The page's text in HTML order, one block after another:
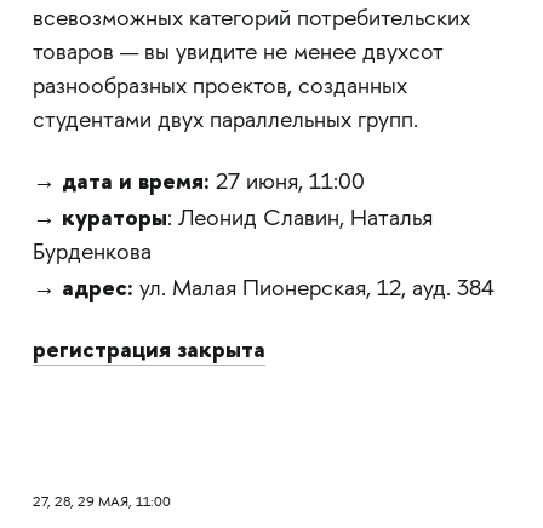
всевозможных категорий потребительских
товаров — вы увидите не менее двухсот
разнообразных проектов, созданных
студентами двух параллельных групп.
→ дата и время: 27 июня, 11:00
→ кураторы: Леонид Славин, Наталья
Бурденкова
→ адрес: ул. Малая Пионерская, 12, ауд. 384
регистрация закрыта
27, 28, 29 МАЯ, 11:00